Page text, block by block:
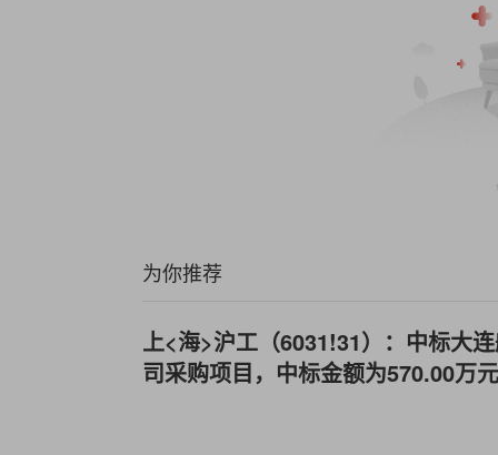
为你推荐
上<海>沪工（6031!31）：中标大
司采购项目，中标金额为570.00万元